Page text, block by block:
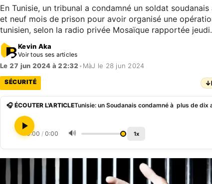
En Tunisie, un tribunal a condamné un soldat
et neuf mois de prison pour avoir organisé une
tunisien, selon la radio privée Mosaïque rapportée jeudi.
Kevin Aka
Voir tous ses articles
Le 27 jun 2024 à 22:32 • MàJ le 28 jun 2024
SÉCURITÉ ↓
🎧 ÉCOUTER L'ARTICLE
0:00 / 0:00 🔊 1x